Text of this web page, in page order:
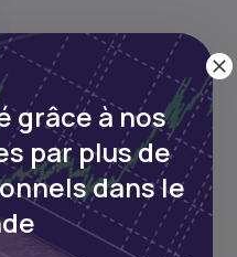
à conversion en
selon des
fixées.
grâce à nos
par plus de
dans le